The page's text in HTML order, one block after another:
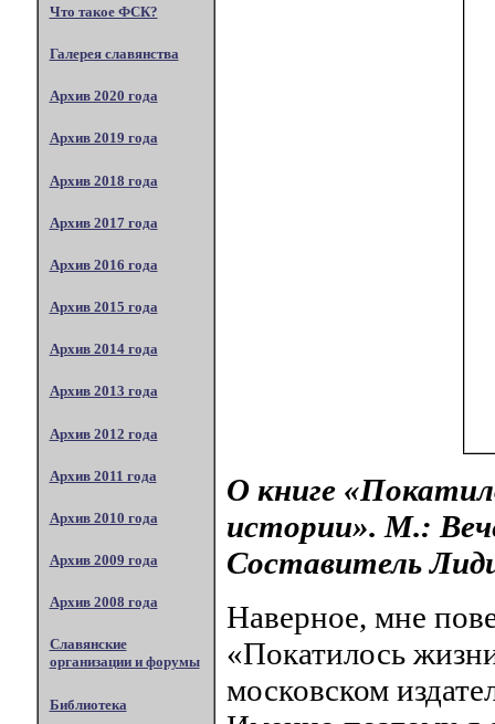
Что такое ФСК?
Галерея славянства
Архив 2020 года
Архив 2019 года
Архив 2018 года
Архив 2017 года
Архив 2016 года
Архив 2015 года
Архив 2014 года
Архив 2013 года
Архив 2012 года
Архив 2011 года
Архив 2010 года
Архив 2009 года
Архив 2008 года
Славянские
организации и форумы
Библиотека
О книге
истории». М.:
Составитель
Наверное, мне
«Покатилось
московском